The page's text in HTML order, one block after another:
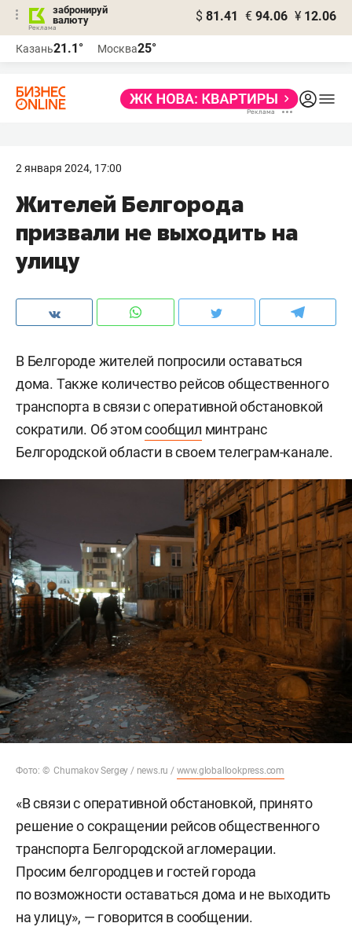
забронируй
валюту
$ 81.41 € 94.06 ¥ 12.06
Казань21.1° Москва25°
2 января 2024, 17:00
Жителей Белгорода
призвали не выходить на
улицу
В Белгороде жителей попросили оставаться
дома. Также количество рейсов общественного
транспорта в связи с оперативной обстановкой
сократили. Об этомсообщил минтранс
Белгородской области в своем телеграм-канале.
Фото: © Chumakov Sergey / news.ru / www.globallookpress.com
«В связи с оперативной обстановкой, принято
решение о сокращении рейсов общественного
транспорта Белгородской агломерации.
Просим белгородцев и гостей города
по возможности оставаться дома и не выходить
на улицу», — говорится в сообщении.